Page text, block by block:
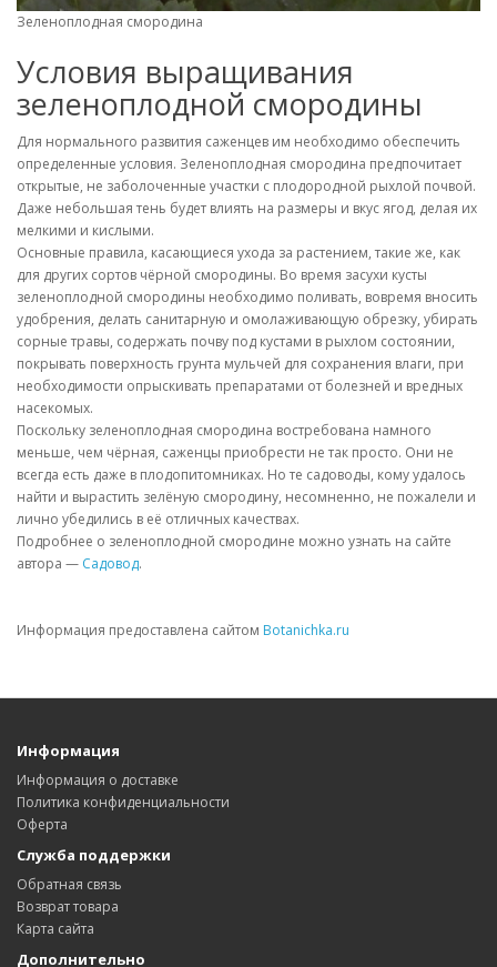
Зеленоплодная смородина
Условия выращивания
зеленоплодной смородины
Для нормального развития саженцев им необходимо обеспечить
определенные условия. Зеленоплодная смородина предпочитает
открытые, не заболоченные участки с плодородной рыхлой почвой.
Даже небольшая тень будет влиять на размеры и вкус ягод, делая их
мелкими и кислыми.
Основные правила, касающиеся ухода за растением, такие же, как
для других сортов чёрной смородины. Во время засухи кусты
зеленоплодной смородины необходимо поливать, вовремя вносить
удобрения, делать санитарную и омолаживающую обрезку, убирать
сорные травы, содержать почву под кустами в рыхлом состоянии,
покрывать поверхность грунта мульчей для сохранения влаги, при
необходимости опрыскивать препаратами от болезней и вредных
насекомых.
Поскольку зеленоплодная смородина востребована намного
меньше, чем чёрная, саженцы приобрести не так просто. Они не
всегда есть даже в плодопитомниках. Но те садоводы, кому удалось
найти и вырастить зелёную смородину, несомненно, не пожалели и
лично убедились в её отличных качествах.
Подробнее о зеленоплодной смородине можно узнать на сайте
автора — Садовод.
Информация предоставлена сайтом Botanichka.ru
Информация
Информация о доставке
Политика конфиденциальности
Оферта
Служба поддержки
Обратная связь
Возврат товара
Карта сайта
Дополнительно